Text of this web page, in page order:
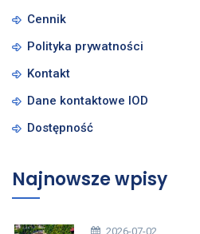
Cennik
Polityka prywatności
Kontakt
Dane kontaktowe IOD
Dostępność
Najnowsze wpisy
2026-07-02